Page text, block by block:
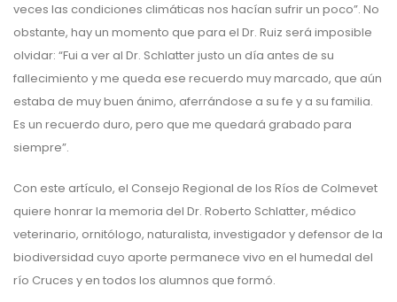
veces las condiciones climáticas nos hacían sufrir un poco”. No
obstante, hay un momento que para el Dr. Ruiz será imposible
olvidar: “Fui a ver al Dr. Schlatter justo un día antes de su
fallecimiento y me queda ese recuerdo muy marcado, que aún
estaba de muy buen ánimo, aferrándose a su fe y a su familia.
Es un recuerdo duro, pero que me quedará grabado para
siempre”.
Con este artículo, el Consejo Regional de los Ríos de Colmevet
quiere honrar la memoria del Dr. Roberto Schlatter, médico
veterinario, ornitólogo, naturalista, investigador y defensor de la
biodiversidad cuyo aporte permanece vivo en el humedal del
río Cruces y en todos los alumnos que formó.